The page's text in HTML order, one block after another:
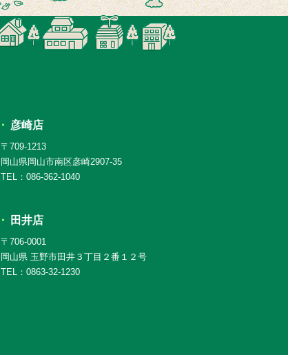
彦崎店
〒709-1213
岡山県岡山市南区彦崎2907-35
TEL：086-362-1040
田井店
〒706-0001
岡山県 玉野市田井３丁目２番１２号
TEL：0863-32-1230